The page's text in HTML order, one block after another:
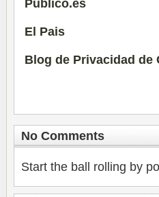
Público.es
El Pais
Blog de Privacidad de
No Comments
Start the ball rolling by